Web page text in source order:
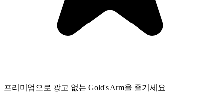
프리미엄으로 광고 없는 Gold's Arm을 즐기세요